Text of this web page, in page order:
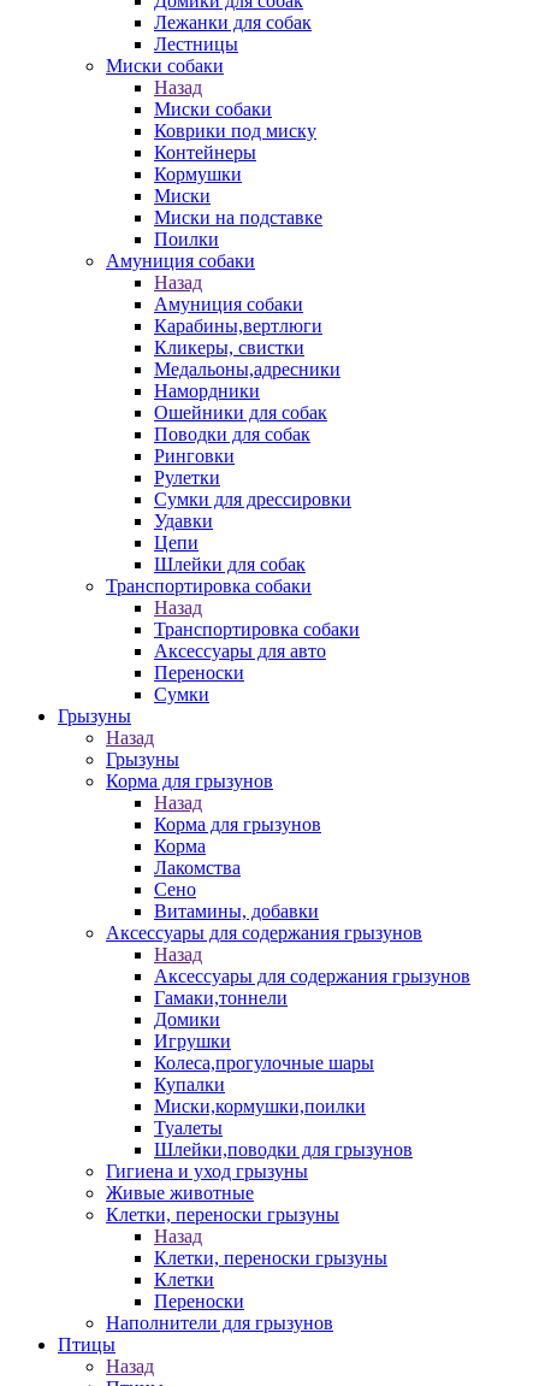
Лежанки для собак
Лестницы
Миски собаки
Назад
Миски собаки
Коврики под миску
Контейнеры
Кормушки
Миски
Миски на подставке
Поилки
Амуниция собаки
Назад
Амуниция собаки
Карабины,вертлюги
Кликеры, свистки
Медальоны,адресники
Намордники
Ошейники для собак
Поводки для собак
Ринговки
Рулетки
Сумки для дрессировки
Удавки
Цепи
Шлейки для собак
Транспортировка собаки
Назад
Транспортировка собаки
Аксессуары для авто
Переноски
Сумки
Грызуны
Назад
Грызуны
Корма для грызунов
Назад
Корма для грызунов
Корма
Лакомства
Сено
Витамины, добавки
Аксессуары для содержания грызунов
Назад
Аксессуары для содержания грызунов
Гамаки,тоннели
Домики
Игрушки
Колеса,прогулочные шары
Купалки
Миски,кормушки,поилки
Туалеты
Шлейки,поводки для грызунов
Гигиена и уход грызуны
Живые животные
Клетки, переноски грызуны
Назад
Клетки, переноски грызуны
Клетки
Переноски
Наполнители для грызунов
Птицы
Назад